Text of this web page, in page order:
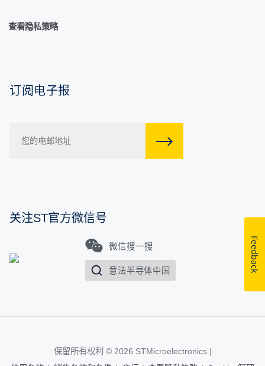
查看隐私策略
订阅电子报
关注ST官方微信号
微信搜一搜
意法半导体中国
保留所有权利 © 2026 STMicroelectronics |
Feedback